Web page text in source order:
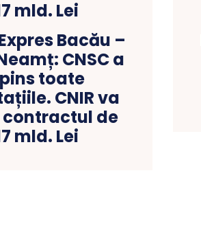
Bacău –
CNSC a
toate
CNIR va
de
mld. Lei